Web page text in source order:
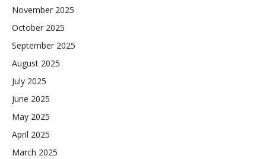
November 2025
October 2025
September 2025
August 2025
July 2025
June 2025
May 2025
April 2025
March 2025